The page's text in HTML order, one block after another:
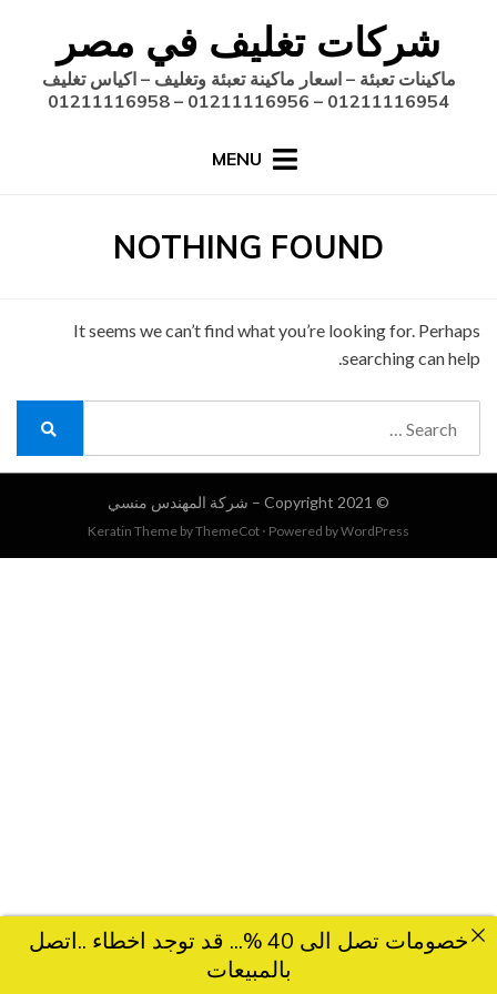
content
شركات تغليف في مصر
ماكينات تعبئة – اسعار ماكينة تعبئة وتغليف – اكياس تغليف
01211116954 – 01211116956 – 01211116958
MENU
NOTHING FOUND
It seems we can’t find what you’re looking for. Perhaps
searching can help.
© Copyright 2021 – شركة المهندس منسي
Keratin Theme byThemeCot ⋅ Powered byWordPress
خصومات تصل الى 40 %... قد توجد اخطاء ..اتصل
بالمبيعات